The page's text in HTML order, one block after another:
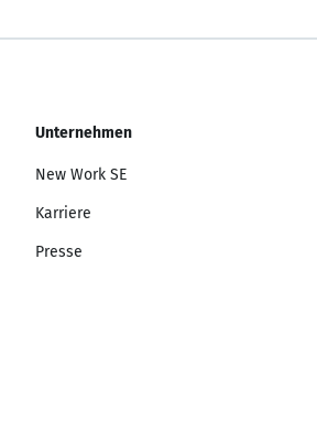
Unternehmen
New Work SE
Karriere
Presse